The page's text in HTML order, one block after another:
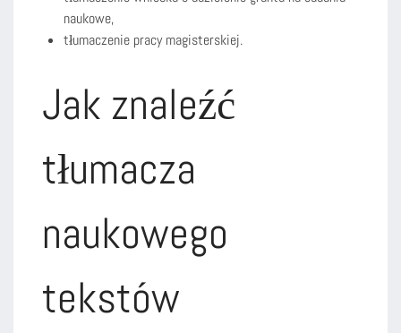
naukowe,
tłumaczenie pracy magisterskiej.
Jak znaleźć
tłumacza
naukowego
tekstów